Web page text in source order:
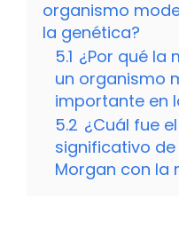
organismo
la genética?
5.1 ¿Por qué la
un organismo
importante en
5.2 ¿Cuál fue
significativo
Morgan con la